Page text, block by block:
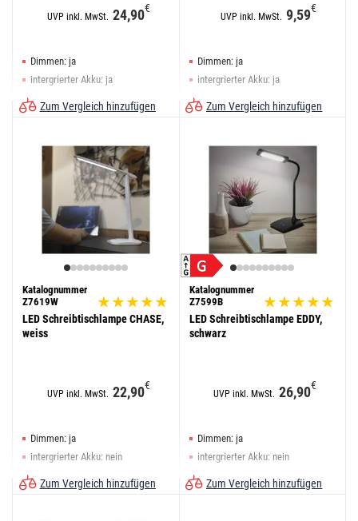
UVP inkl. MwSt. 24,90€
Dimmen: ja
intergrierter Akku: ja
Zum Vergleich hinzufügen
UVP inkl. MwSt. 9,59€
Dimmen: ja
intergrierter Akku: ja
Zum Vergleich hinzufügen
Katalognummer
Z7619W
LED Schreibtischlampe CHASE,
weiss
UVP inkl. MwSt. 22,90€
Dimmen: ja
intergrierter Akku: nein
Zum Vergleich hinzufügen
Katalognummer
Z7599B
LED Schreibtischlampe EDDY,
schwarz
UVP inkl. MwSt. 26,90€
Dimmen: ja
intergrierter Akku: nein
Zum Vergleich hinzufügen